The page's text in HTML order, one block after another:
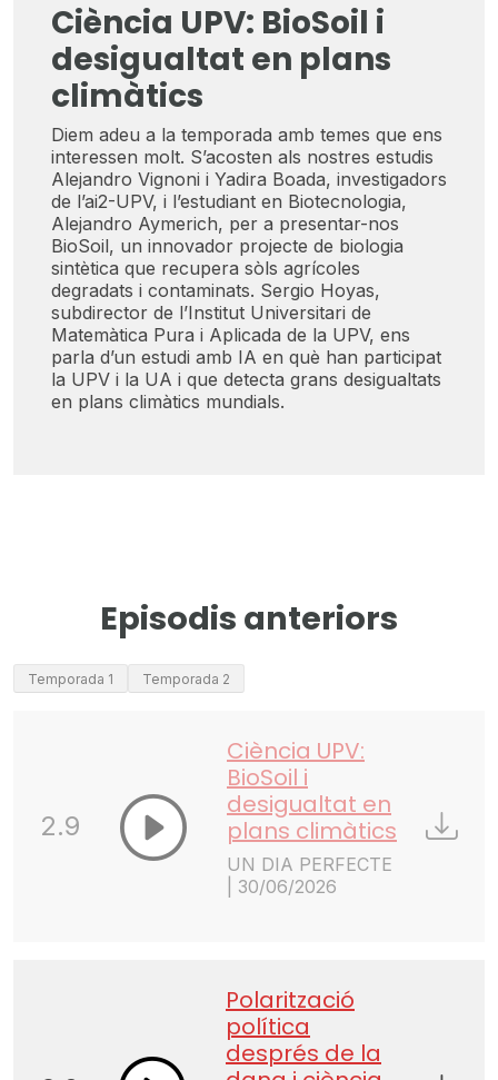
Ciència UPV: BioSoil i
desigualtat en plans
climàtics
Diem adeu a la temporada amb temes que ens
interessen molt. S’acosten als nostres estudis
Alejandro Vignoni i Yadira Boada, investigadors
de l’ai2-UPV, i l’estudiant en Biotecnologia,
Alejandro Aymerich, per a presentar-nos
BioSoil, un innovador projecte de biologia
sintètica que recupera sòls agrícoles
degradats i contaminats. Sergio Hoyas,
subdirector de l’Institut Universitari de
Matemàtica Pura i Aplicada de la UPV, ens
parla d’un estudi amb IA en què han participat
la UPV i la UA i que detecta grans desigualtats
en plans climàtics mundials.
Episodis anteriors
Temporada 1 Temporada 2
2.9
Ciència UPV:
BioSoil i
desigualtat en
plans climàtics
UN DIA PERFECTE
| 30/06/2026
Polarització
política
després de la